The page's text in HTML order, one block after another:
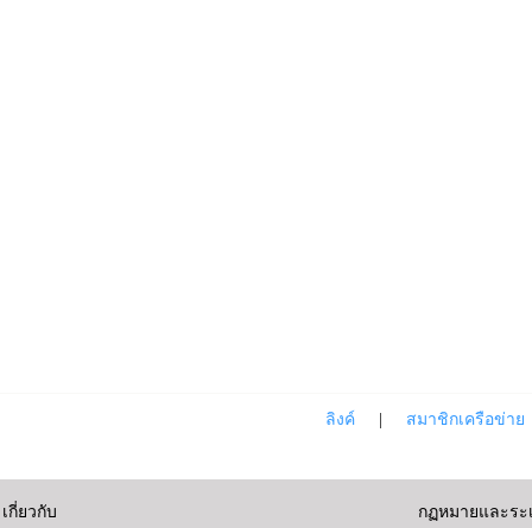
ลิงค์ สมาชิกเครือข่าย
เกี่ยวกับ กฏหมายและระ